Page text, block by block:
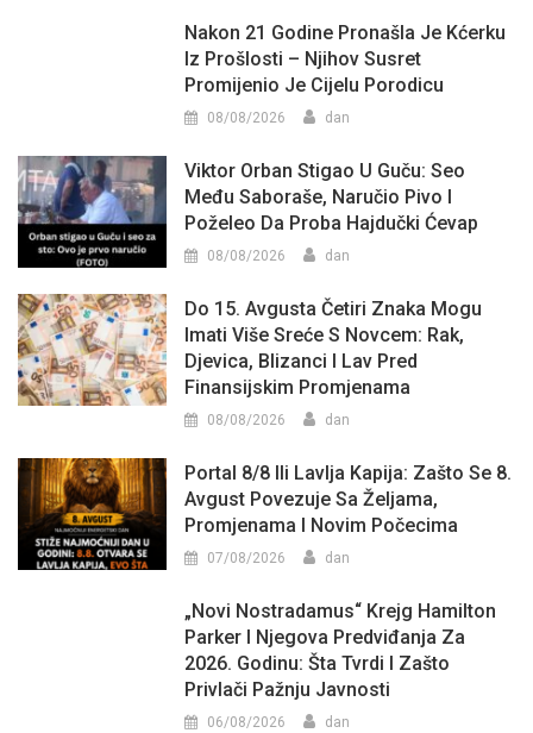
Nakon 21 Godine Pronašla Je Kćerku
Iz Prošlosti – Njihov Susret
Promijenio Je Cijelu Porodicu
08/08/2026 dan
Viktor Orban Stigao U Guču: Seo
Među Saboraše, Naručio Pivo I
Poželeo Da Proba Hajdučki Ćevap
08/08/2026 dan
Do 15. Avgusta Četiri Znaka Mogu
Imati Više Sreće S Novcem: Rak,
Djevica, Blizanci I Lav Pred
Finansijskim Promjenama
08/08/2026 dan
Portal 8/8 Ili Lavlja Kapija: Zašto Se 8.
Avgust Povezuje Sa Željama,
Promjenama I Novim Počecima
07/08/2026 dan
„Novi Nostradamus“ Krejg Hamilton
Parker I Njegova Predviđanja Za
2026. Godinu: Šta Tvrdi I Zašto
Privlači Pažnju Javnosti
06/08/2026 dan